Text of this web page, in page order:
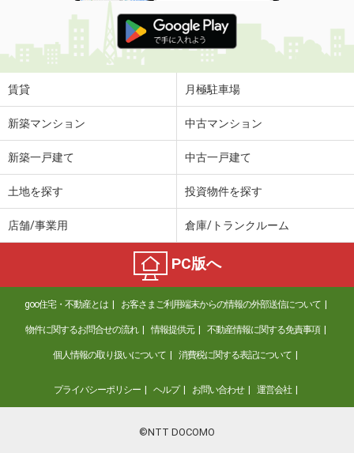
賃貸 月極駐車場
新築マンション 中古マンション
新築一戸建て 中古一戸建て
土地を探す 投資物件を探す
店舗/事業用 倉庫/トランクルーム
PC版へ
goo住宅・不動産とは お客さまご利用端末からの情報の外部送信について
物件に関するお問合せの流れ 情報提供元 不動産情報に関する免責事項
個人情報の取り扱いについて 消費税に関する表記について
プライバシーポリシー ヘルプ お問い合わせ 運営会社
©NTT DOCOMO